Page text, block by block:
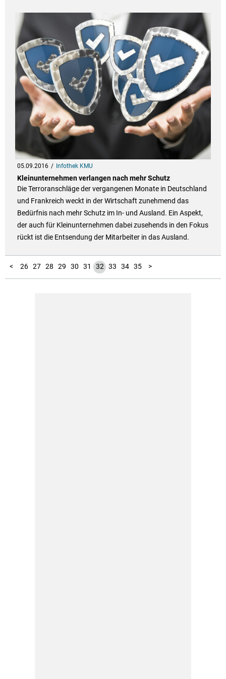
05.09.2016 Infothek KMU
Kleinunternehmen verlangen nach mehr Schutz
Die Terroranschläge der vergangenen Monate in Deutschland
und Frankreich weckt in der Wirtschaft zunehmend das
Bedürfnis nach mehr Schutz im In- und Ausland. Ein Aspekt,
der auch für Kleinunternehmen dabei zusehends in den Fokus
rückt ist die Entsendung der Mitarbeiter in das Ausland.
<
1
2
3
4
5
6
7
8
9
10
11
12
13
14
15
16
17
18
19
20
21
22
23
24
25 26 27 28 29 30 31 32 33 34 35 >